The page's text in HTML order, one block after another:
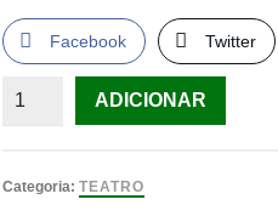
Facebook Twitter
Quantidade
VOIX
ADICIONAR
Categoria:TEATRO